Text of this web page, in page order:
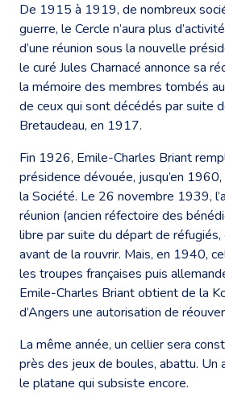
De 1915 à 1919, de nombreux
guerre, le Cercle n’aura plus
d’une réunion sous la nouvelle
le curé Jules Charnacé annonce sa
la mémoire des membres tombés
de ceux qui sont décédés par suite
Bretaudeau, en 1917.
Fin 1926, Emile-Charles Briant
présidence dévouée, jusqu’en
la Société. Le 26 novembre 1939,
réunion (ancien réfectoire des
libre par suite du départ de
avant de la rouvrir. Mais, en 1940,
les troupes françaises puis
Emile-Charles Briant obtient de la
d’Angers une autorisation de
La même année, un cellier sera
près des jeux de boules, abattu. Un
le platane qui subsiste encore.